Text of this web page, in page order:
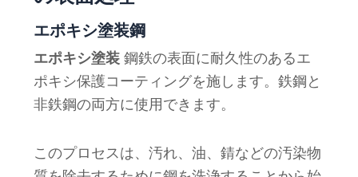
エポキシ塗装鋼
エポキシ塗装鋼鉄の表面に耐久性のあるエ
ポキシ保護コーティングを施します。鉄鋼と
非鉄鋼の両方に使用できます。
このプロセスは、汚れ、油、錆などの汚染物